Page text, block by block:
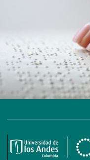
Este
observatorio
las personas
objetivode
en